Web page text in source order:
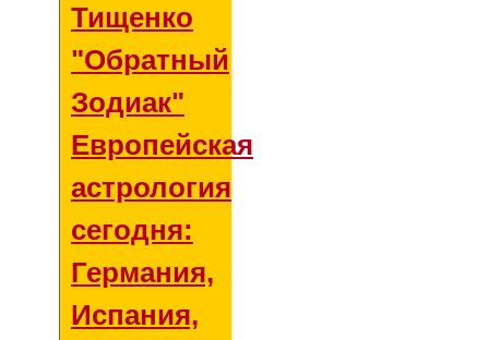
Тищенко
"Обратный
Зодиак"
Европейская
астрология
сегодня:
Германия,
Испания,